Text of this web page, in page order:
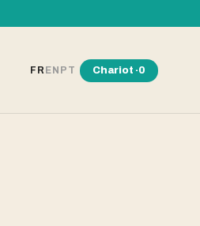
FR EN PT Chariot ·0